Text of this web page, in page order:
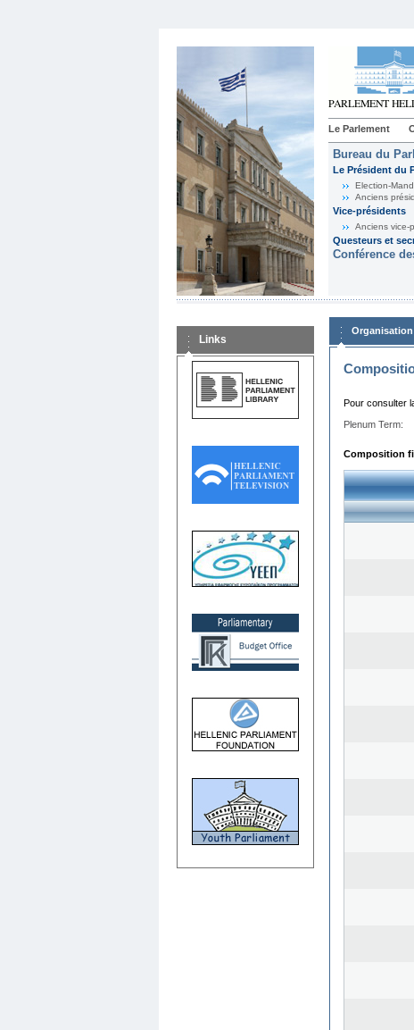
Le Parlement
Bureau du
Le Président du
Election-
Anciens
Vice-présidents
Anciens vice-
Questeurs et
Conférence
Links
Pour consulter
Plenum Term:
Composition